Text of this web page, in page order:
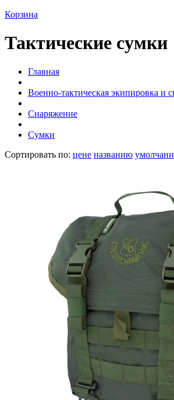
Корзина
Тактические сумки
Главная
Военно-тактическая экипировка и
Снаряжение
Сумки
Сортировать по: цене названию